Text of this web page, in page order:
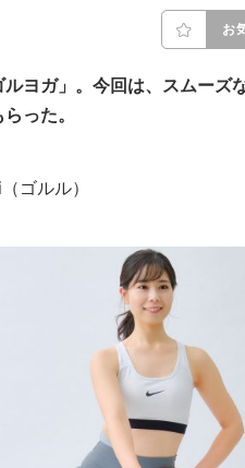
お
ヨガ」。今回は、スムーズ
った。
ゴルル）